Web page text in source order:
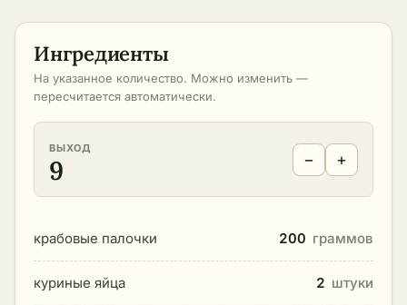
Ингредиенты
На указанное количество. Можно изменить —
пересчитается автоматически.
ВЫХОД
9 − +
крабовые палочки 200 граммов
куриные яйца 2 штуки